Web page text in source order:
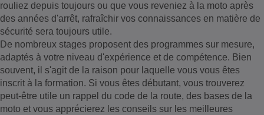
rouliez depuis toujours ou que vous reveniez à la moto après
des années d'arrêt, rafraîchir vos connaissances en matière de
sécurité sera toujours utile.
De nombreux stages proposent des programmes sur mesure,
adaptés à votre niveau d'expérience et de compétence. Bien
souvent, il s'agit de la raison pour laquelle vous vous êtes
inscrit à la formation. Si vous êtes débutant, vous trouverez
peut-être utile un rappel du code de la route, des bases de la
moto et vous apprécierez les conseils sur les meilleures